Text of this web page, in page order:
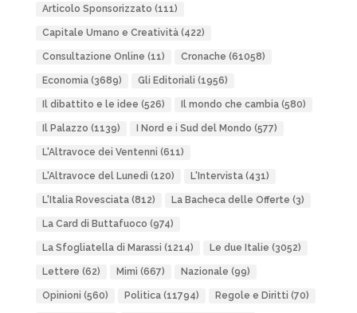
Articolo Sponsorizzato (111)
Capitale Umano e Creatività(422)
Consultazione Online (11) Cronache (61058)
Economia(3689) Gli Editoriali (1956)
Il dibattito e le idee (526) Il mondo che cambia(580)
Il Palazzo (1139) I Nord e i Sud del Mondo (577)
L'Altravoce dei Ventenni (611)
L'Altravoce del Lunedì (120) L'Intervista(431)
L'Italia Rovesciata(812) La Bacheca delle Offerte (3)
La Card di Buttafuoco (974)
La Sfogliatella di Marassi (1214) Le due Italie (3052)
Lettere (62) Mimì (667) Nazionale (99)
Opinioni (560) Politica(11794) Regole e Diritti (70)